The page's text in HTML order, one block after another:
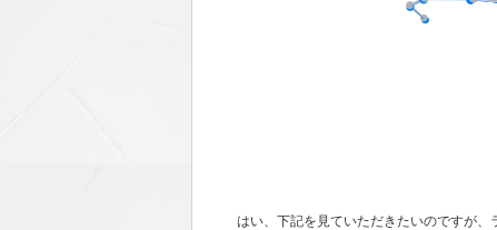
はい、下記を見ていただきたいのですが